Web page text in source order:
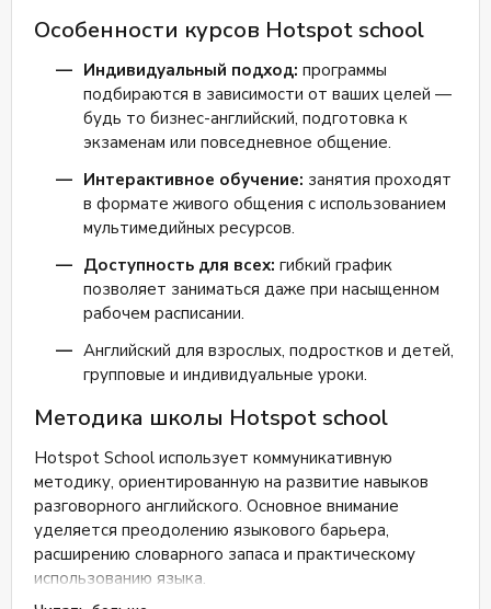
Особенности курсов Hotspot school
Индивидуальный подход: программы
подбираются в зависимости от ваших целей —
будь то бизнес-английский, подготовка к
экзаменам или повседневное общение.
Интерактивное обучение: занятия проходят
в формате живого общения с использованием
мультимедийных ресурсов.
Доступность для всех: гибкий график
позволяет заниматься даже при насыщенном
рабочем расписании.
Английский для взрослых, подростков и детей,
групповые и индивидуальные уроки.
Методика школы Hotspot school
Hotspot School использует коммуникативную
методику, ориентированную на развитие навыков
разговорного английского. Основное внимание
уделяется преодолению языкового барьера,
расширению словарного запаса и практическому
использованию языка.